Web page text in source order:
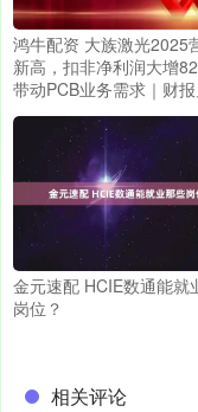
鸿牛配资 大族激光2025
新高，扣非净利润大增
带动PCB业务需求｜财
金元速配 HCIE数通能就
岗位？
相关评论